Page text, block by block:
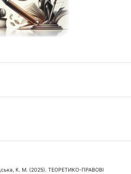
К. М. (2025). ТЕОРЕТИКО-ПРАВОВІ